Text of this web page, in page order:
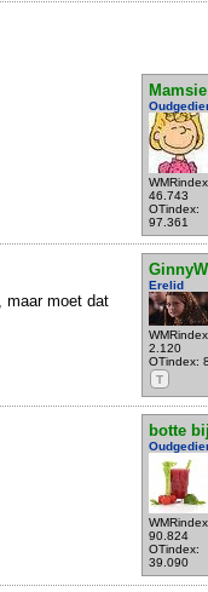
Mamsie
46.743
OTindex:
97.361
Erelid
2.120
OTindex:
T
, maar moet dat
botte
90.824
OTindex:
39.090